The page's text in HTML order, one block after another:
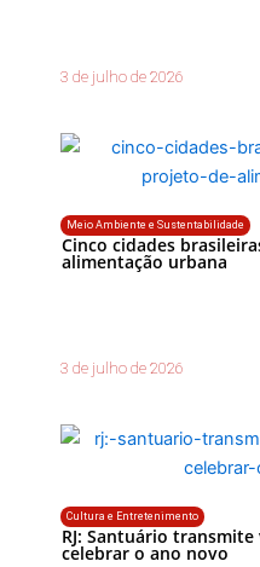
3 de julho de 2026
Meio Ambiente e Sustentabilidade
Cinco cidades
alimentação urbana
3 de julho de 2026
Cultura e Entretenimento
RJ: Santuário
celebrar o ano novo